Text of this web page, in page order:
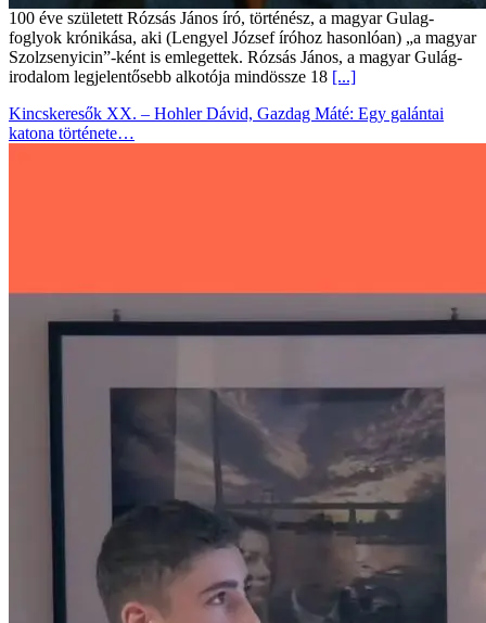
100 éve született Rózsás János író, történész, a magyar Gulag-
foglyok krónikása, aki (Lengyel József íróhoz hasonlóan) „a magyar
Szolzsenyicin”-ként is emlegettek. Rózsás János, a magyar Gulág-
irodalom legjelentősebb alkotója mindössze 18 [...]
Kincskeresők XX. – Hohler Dávid, Gazdag Máté: Egy galántai
katona története…